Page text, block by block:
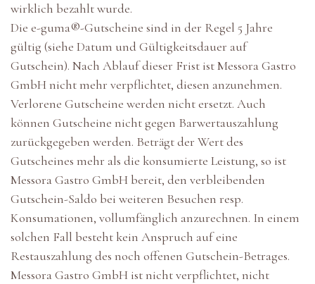
wirklich bezahlt wurde.
Die e-guma®-Gutscheine sind in der Regel 5 Jahre
gültig (siehe Datum und Gültigkeitsdauer auf
Gutschein). Nach Ablauf dieser Frist ist Messora Gastro
GmbH nicht mehr verpflichtet, diesen anzunehmen.
Verlorene Gutscheine werden nicht ersetzt. Auch
können Gutscheine nicht gegen Barwertauszahlung
zurückgegeben werden. Beträgt der Wert des
Gutscheines mehr als die konsumierte Leistung, so ist
Messora Gastro GmbH bereit, den verbleibenden
Gutschein-Saldo bei weiteren Besuchen resp.
Konsumationen, vollumfänglich anzurechnen. In einem
solchen Fall besteht kein Anspruch auf eine
Restauszahlung des noch offenen Gutschein-Betrages.
Messora Gastro GmbH ist nicht verpflichtet, nicht